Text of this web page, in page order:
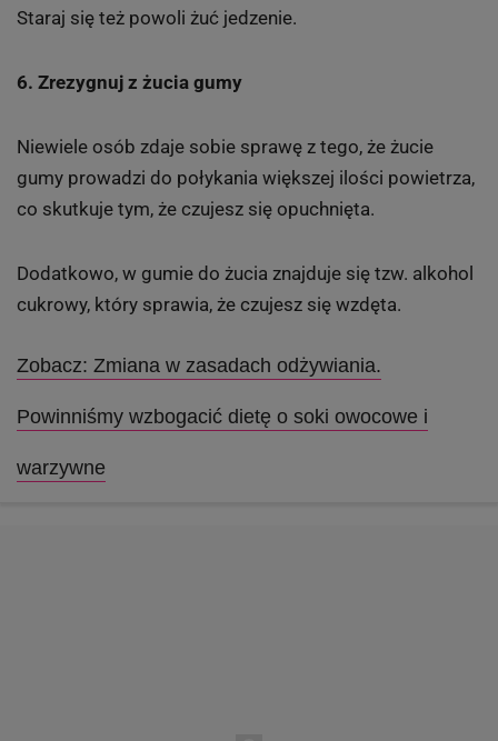
Staraj się też powoli żuć jedzenie.
6. Zrezygnuj z żucia gumy
Niewiele osób zdaje sobie sprawę z tego, że żucie
gumy prowadzi do połykania większej ilości powietrza,
co skutkuje tym, że czujesz się opuchnięta.
Dodatkowo, w gumie do żucia znajduje się tzw. alkohol
cukrowy, który sprawia, że czujesz się wzdęta.
Zobacz: Zmiana w zasadach odżywiania.
Powinniśmy wzbogacić dietę o soki owocowe i
warzywne